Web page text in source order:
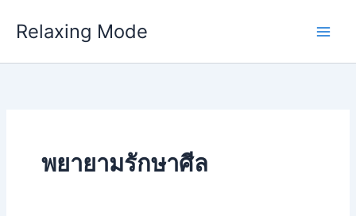
Relaxing Mode
พยายามรักษาศีล